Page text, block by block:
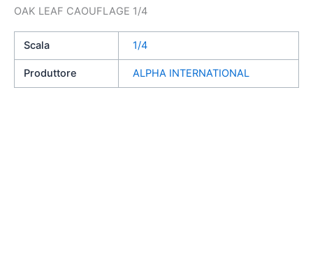
OAK LEAF CAOUFLAGE 1/4
Scala 1/4
Produttore ALPHA INTERNATIONAL